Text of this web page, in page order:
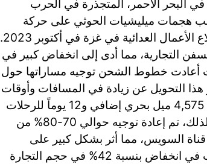
البحر الأحمر، المتجذرة في الحرب
هجمات ميليشيات الحوثي على حركة
الملاحة البحرية، خاصة بعد اندلاع الأعمال العدائية في غزة في أكتوبر 2023.
التجارية، مما أدى إلى انخفاض كبير في
أعادت خطوط الشحن توجيه مساراتها حول
التحويل عن زيادة في المسافات وأوقات
الشحن، مع تقديرات تشير إلى 4,575 ميل بحري إضافي و12 يوماً للرحلات
بين شنغهاي وروتردام. ونتيجة لذلك، تم إعادة توجيه حوالي 70-80% من
السويس، مما أثر بشكل كبير على
سلاسل الإمداد العالمية وتسبب في انخفاض بنسبة 42% في حجم التجارة